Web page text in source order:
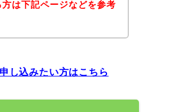
は下記ページなどを参考
し込みたい方はこちら